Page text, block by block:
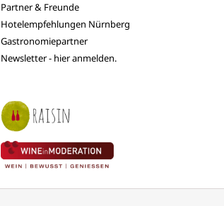
Partner & Freunde
Hotelempfehlungen Nürnberg
Gastronomiepartner
Newsletter - hier anmelden.